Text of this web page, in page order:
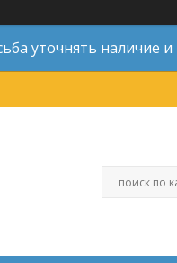
уточнять наличие